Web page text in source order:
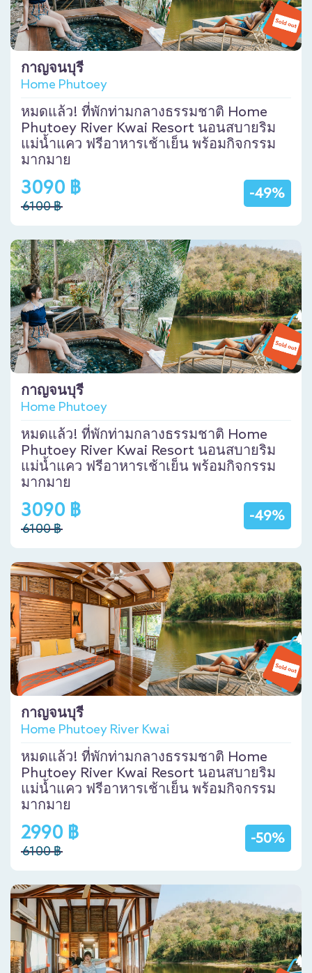
กาญจนบุรี
Home Phutoey
หมดแล้ว! ที่พักท่ามกลางธรรมชาติ Home
Phutoey River Kwai Resort นอนสบายริม
แม่น้ำแคว ฟรีอาหารเช้าเย็น พร้อมกิจกรรม
มากมาย
-49%
3090 ฿
6100 ฿
กาญจนบุรี
Home Phutoey
หมดแล้ว! ที่พักท่ามกลางธรรมชาติ Home
Phutoey River Kwai Resort นอนสบายริม
แม่น้ำแคว ฟรีอาหารเช้าเย็น พร้อมกิจกรรม
มากมาย
-49%
3090 ฿
6100 ฿
กาญจนบุรี
Home Phutoey River Kwai
หมดแล้ว! ที่พักท่ามกลางธรรมชาติ Home
Phutoey River Kwai Resort นอนสบายริม
แม่น้ำแคว ฟรีอาหารเช้าเย็น พร้อมกิจกรรม
มากมาย
-50%
2990 ฿
6100 ฿